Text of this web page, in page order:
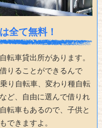
全て無料！
転車貸出所があります。
りることができるんで
り自転車、変わり種自転
ど、自由に選んで借りれ
転車もあるので、子供と
できますよ。